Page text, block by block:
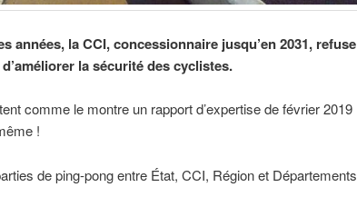
années, la CCI, concessionnaire jusqu’en 2031, refuse
la sécurité des cyclistes.
comme le montre un rapport d’expertise de février 2019
!
de ping-pong entre État, CCI, Région et Départements